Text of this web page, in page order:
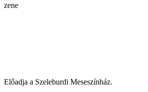
zene
Előadja a Szeleburdi Meseszínház.